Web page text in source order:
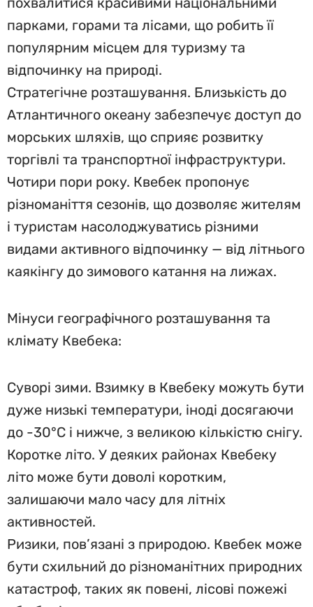
парками, горами та лісами, що робить її
популярним місцем для туризму та
відпочинку на природі.
Стратегічне розташування. Близькість до
Атлантичного океану забезпечує доступ до
морських шляхів, що сприяє розвитку
торгівлі та транспортної інфраструктури.
Чотири пори року. Квебек пропонує
різноманіття сезонів, що дозволяє жителям
і туристам насолоджуватись різними
видами активного відпочинку — від літнього
каякінгу до зимового катання на лижах.
Мінуси географічного розташування та
клімату Квебека:
Суворі зими. Взимку в Квебеку можуть бути
дуже низькі температури, іноді досягаючи
до -30°C і нижче, з великою кількістю снігу.
Коротке літо. У деяких районах Квебеку
літо може бути доволі коротким,
залишаючи мало часу для літніх
активностей.
Ризики, пов’язані з природою. Квебек може
бути схильний до різноманітних природних
катастроф, таких як повені, лісові пожежі